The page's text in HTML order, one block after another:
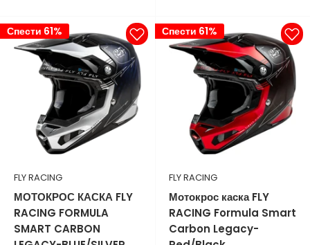
Спести 61%
FLY RACING
МОТОКРОС КАСКА FLY
RACING FORMULA
SMART CARBON
Спести 61%
FLY RACING
Мотокрос каска FLY
RACING Formula Smart
Carbon Legacy-